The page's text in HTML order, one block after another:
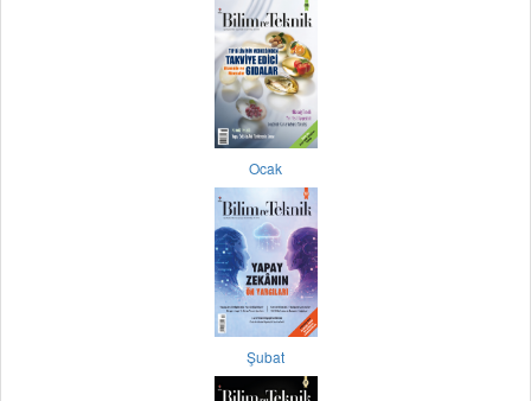
Ocak
Şubat